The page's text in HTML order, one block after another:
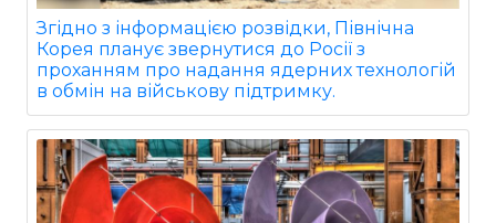
Згідно з інформацією розвідки, Північна
Корея планує звернутися до Росії з
проханням про надання ядерних технологій
в обмін на військову підтримку.